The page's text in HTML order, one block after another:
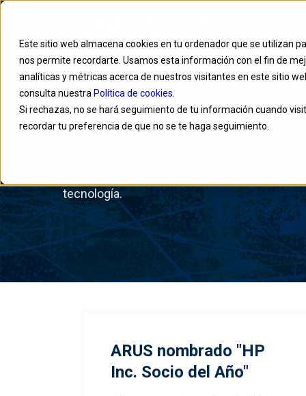
Este sitio web almacena cookies en tu ordenador que se utilizan
nos permite recordarte. Usamos esta información con el fin de
analíticas y métricas acerca de nuestros visitantes en este sitio
consulta nuestra Política de cookies
Si rechazas, no se hará seguimiento de tu información cuando
recordar tu preferencia de que no se te haga seguimiento.
Novedades ARUS
tecnología.
ARUS nombrado "HP
Inc. Socio del Año"